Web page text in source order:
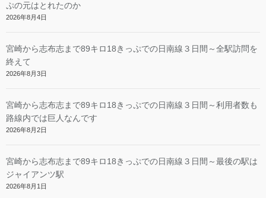
ぷの元はとれたのか
2026年8月4日
宮崎から志布志まで89キロ18きっぷでの日南線３日間～全駅訪問を
終えて
2026年8月3日
宮崎から志布志まで89キロ18きっぷでの日南線３日間～利用者数も
路線内では巨人なんです
2026年8月2日
宮崎から志布志まで89キロ18きっぷでの日南線３日間～最後の駅は
ジャイアンツ駅
2026年8月1日